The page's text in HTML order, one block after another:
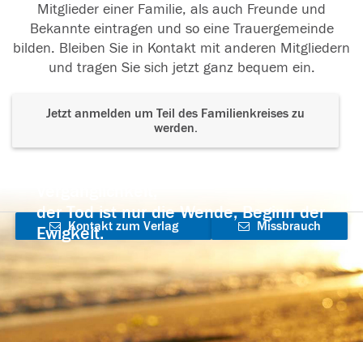
Mitglieder einer Familie, als auch Freunde und
Bekannte eintragen und so eine Trauergemeinde
bilden. Bleiben Sie in Kontakt mit anderen Mitgliedern
und tragen Sie sich jetzt ganz bequem ein.
Jetzt anmelden um Teil des Familienkreises zu
werden.
der Tod ist nur die Wende, Beginn der
Ewigkeit.
Kontakt zum Verlag
aufnehmen
Missbrauch